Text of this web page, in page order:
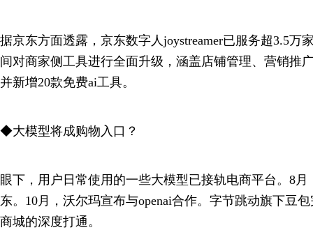
据京东方面透露，京东数字人joystreamer已服务超3.5万
间对商家侧工具进行全面升级，涵盖店铺管理、营销推
并新增20款免费ai工具。
◆大模型将成购物入口？
眼下，用户日常使用的一些大模型已接轨电商平台。8
东。10月，沃尔玛宣布与openai合作。字节跳动旗下豆
商城的深度打通。